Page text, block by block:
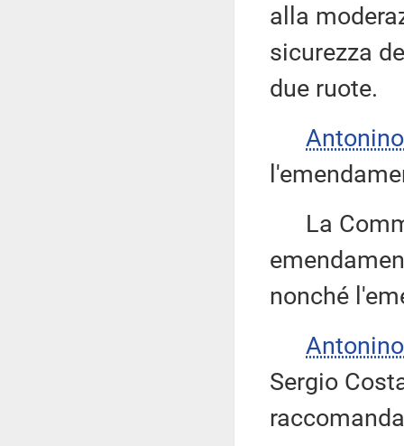
alla
sicurezza
due ruote.
La
nonché
Sergio